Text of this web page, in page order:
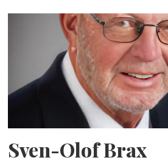
Sven-Olof Brax